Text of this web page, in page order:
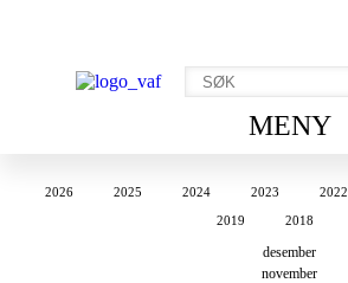
MENY
2026 2025 2024 2023 2022
2019
2018
desember
november